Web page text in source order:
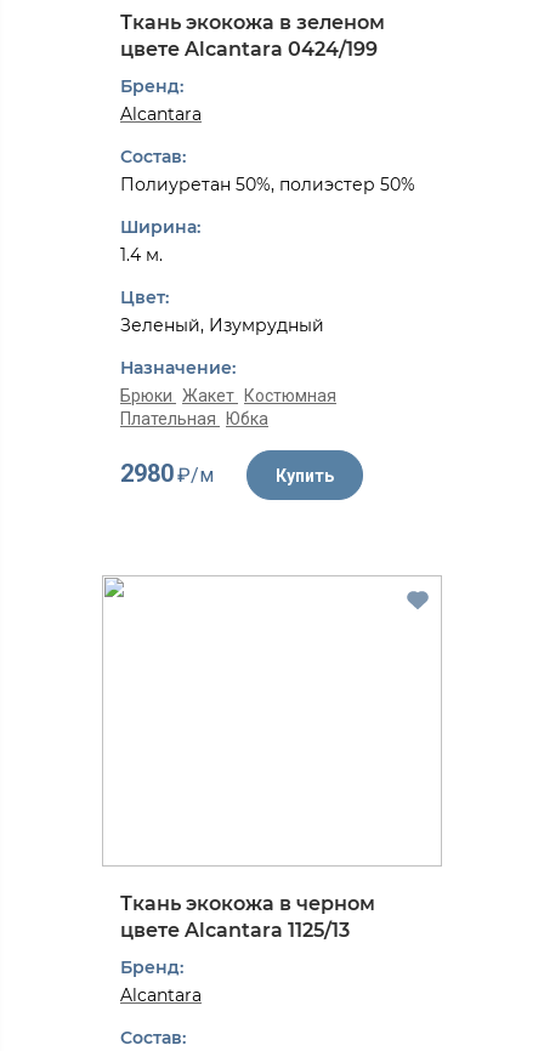
Ткань экокожа в зеленом
цвете Alcantarа 0424/199
Бренд:
Alcantarа
Состав:
Полиуретан 50%, полиэстер 50%
Ширина:
1.4 м.
Цвет:
Зеленый, Изумрудный
Назначение:
Брюки Жакет
Костюмная
Плательная
Юбка
2980₽/м Купить
Ткань экокожа в черном
цвете Alcantarа 1125/13
Бренд:
Alcantarа
Состав: